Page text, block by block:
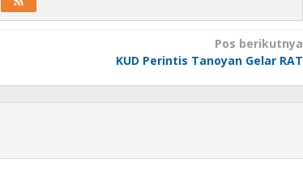
Pos berikutnya
KUD Perintis Tanoyan Gelar RAT